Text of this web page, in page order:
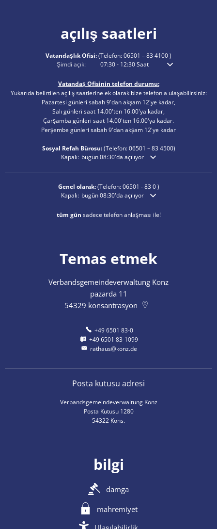
açılış saatleri
Vatandaşlık Ofisi:(Telefon:06501 – 83 4100)
Ek açılış veya kapanış saatlerini gizlemek için tıklayın
Şimdi açık: 07:30-12:30Saat Sabah 7:30'dan
Vatandaş Ofisinin telefon durumu:
Yukarıda belirtilen açılış saatlerine ek olarak bize telefonla ulaşabilirsiniz:
Pazartesi günleri sabah 9'dan akşam 12'ye kadar,
Salı günleri saat 14.00'ten 16.00'ya kadar,
Çarşamba günleri saat 14.00'ten 16.00'ya kadar.
Perşembe günleri sabah 9'dan akşam 12'ye kadar
Sosyal Refah Bürosu:(Telefon:06501 – 834500)
Ek açılış veya kapanış saatlerini gizlemek için tıklayın
Kapalı: bugün 08:30'da açılıyor
Genel olarak:(Telefon:06501 - 83 0)
Ek açılış veya kapanış saatlerini gizlemek için tıklayın
Kapalı: bugün 08:30'da açılıyor
tüm gün sadece telefon anlaşması ile!
Temas etmek
Verbandsgemeindeverwaltung Konz
pazarda 11
54329 konsantrasyon
+49 6501 83-0
+49 6501 83-1099
rathaus@konz.de
Posta kutusu adresi
Verbandsgemeindeverwaltung Konz
Posta Kutusu 1280
54322 Kons.
bilgi
damga
mahremiyet